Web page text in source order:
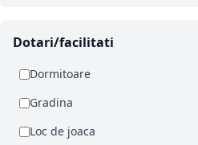
Dotari/facilitati
Dormitoare
Gradina
Loc de joaca